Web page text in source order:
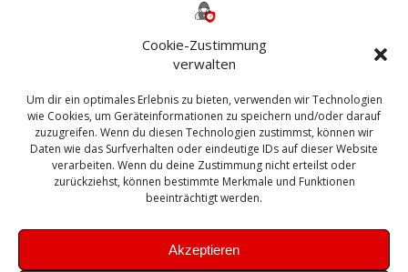
Cookie-Zustimmung
verwalten
Um dir ein optimales Erlebnis zu bieten, verwenden wir Technologien
wie Cookies, um Geräteinformationen zu speichern und/oder darauf
zuzugreifen. Wenn du diesen Technologien zustimmst, können wir
Daten wie das Surfverhalten oder eindeutige IDs auf dieser Website
verarbeiten. Wenn du deine Zustimmung nicht erteilst oder
zurückziehst, können bestimmte Merkmale und Funktionen
beeinträchtigt werden.
Akzeptieren
Bautagebuch
Exchange firewall Fritzbox
Microsoft
Sanierung SBS Security Server Sicherheit
Sicherung SIEM Sophos SSL Ubuntu
Update Upgrade UTM VCenter VCSA Veeam
VMWare VPN WAZUH Windows
Zertifikat